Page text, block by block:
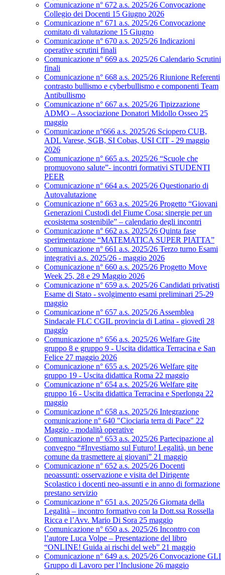
Comunicazione n° 672 a.s. 2025/26 Convocazione
Collegio dei Docenti 15 Giugno 2026
Comunicazione n° 671 a.s. 2025/26 Convocazione
comitato di valutazione 15 Giugno
Comunicazione n° 670 a.s. 2025/26 Indicazioni
operative scrutini finali
Comunicazione n° 669 a.s. 2025/26 Calendario Scrutini
finali
Comunicazione n° 668 a.s. 2025/26 Riunione Referenti
contrasto bullismo e cyberbullismo e componenti Team
Antibullismo
Comunicazione n° 667 a.s. 2025/26 Tipizzazione
ADMO – Associazione Donatori Midollo Osseo 25
maggio
Comunicazione n°666 a.s. 2025/26 Sciopero CUB,
ADL Varese, SGB, SI Cobas, USI CIT - 29 maggio
2026
Comunicazione n° 665 a.s. 2025/26 “Scuole che
promuovono salute”- incontri formativi STUDENTI
PEER
Comunicazione n° 664 a.s. 2025/26 Questionario di
Autovalutazione
Comunicazione n° 663 a.s. 2025/26 Progetto “Giovani
Generazioni Custodi del Fiume Cosa: sinergie per un
ecosistema sostenibile” – calendario degli incontri
Comunicazione n° 662 a.s. 2025/26 Quinta fase
sperimentazione “MATEMATICA SUPER PIATTA”
Comunicazione n° 661 a.s. 2025/26 Terzo turno Esami
integrativi a.s. 2025/26 - maggio 2026
Comunicazione n° 660 a.s. 2025/26 Progetto Move
Week 25, 28 e 29 Maggio 2026
Comunicazione n° 659 a.s. 2025/26 Candidati privatisti
Esame di Stato - svolgimento esami preliminari 25-29
maggio
Comunicazione n° 657 a.s. 2025/26 Assemblea
Sindacale FLC CGIL provincia di Latina - giovedì 28
maggio
Comunicazione n° 656 a.s. 2025/26 Welfare Gite
gruppo 8 e gruppo 9 - Uscita didattica Terracina e San
Felice 27 maggio 2026
Comunicazione n° 655 a.s. 2025/26 Welfare gite
gruppo 19 - Uscita didattica Roma 22 maggio
Comunicazione n° 654 a.s. 2025/26 Welfare gite
gruppo 16 - Uscita didattica Terracina e Sperlonga 22
maggio
Comunicazione n° 658 a.s. 2025/26 Integrazione
comunicazione n° 640 "Ciociaria terra di Pace" 22
Maggio - modalità operative
Comunicazione n° 653 a.s. 2025/26 Partecipazione al
convegno “#Investiamo sul Futuro! Legalità, un bene
comune da trasmettere ai giovani” 21 maggio
Comunicazione n° 652 a.s. 2025/26 Docenti
neoassunti: osservazione e visita del Dirigente
Scolastico i docenti neo-assunti e in anno di formazione
prestano servizio
Comunicazione n° 651 a.s. 2025/26 Giornata della
Legalità – incontro formativo con la Dott.ssa Rossella
Ricca e l’Avv. Mario Di Sora 25 maggio
Comunicazione n° 650 a.s. 2025/26 Incontro con
l’autore Luca Volpe – Presentazione del libro
“ONLINE! Guida ai rischi del web” 21 maggio
Comunicazione n° 649 a.s. 2025/26 Convocazione GLI
Gruppo di Lavoro per l’Inclusione 26 maggio